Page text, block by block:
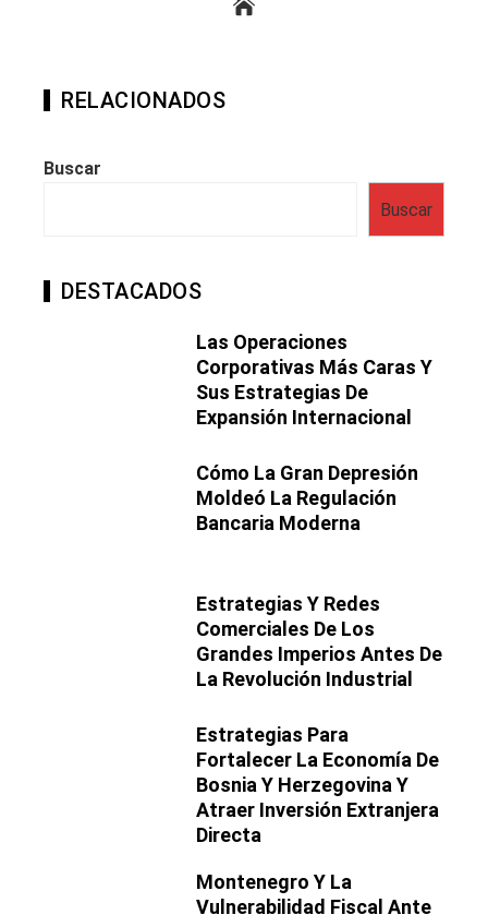
RELACIONADOS
Buscar
Buscar
DESTACADOS
Las Operaciones
Corporativas Más Caras Y
Sus Estrategias De
Expansión Internacional
Cómo La Gran Depresión
Moldeó La Regulación
Bancaria Moderna
Estrategias Y Redes
Comerciales De Los
Grandes Imperios Antes De
La Revolución Industrial
Estrategias Para
Fortalecer La Economía De
Bosnia Y Herzegovina Y
Atraer Inversión Extranjera
Directa
Montenegro Y La
Vulnerabilidad Fiscal Ante